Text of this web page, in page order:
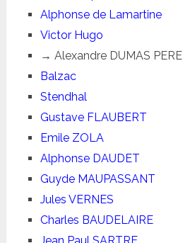
Alphonse de Lamartine
Victor Hugo
→ Alexandre DUMAS PERE
Balzac
Stendhal
Gustave FLAUBERT
Emile ZOLA
Alphonse DAUDET
Guyde MAUPASSANT
Jules VERNES
Charles BAUDELAIRE